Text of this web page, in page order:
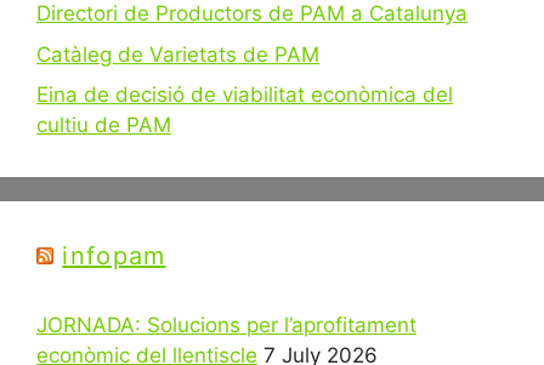
Directori de Productors de PAM a Catalunya
Catàleg de Varietats de PAM
Eina de decisió de viabilitat econòmica del
cultiu de PAM
infopam
JORNADA: Solucions per l’aprofitament
econòmic del llentiscle 7 July 2026